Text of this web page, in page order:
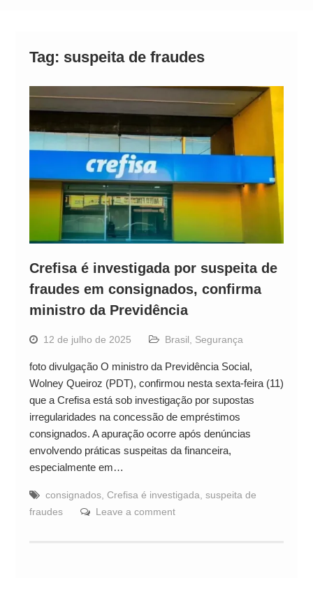
Tag: suspeita de fraudes
Crefisa é investigada por suspeita de
fraudes em consignados, confirma
ministro da Previdência
12 de julho de 2025 Brasil Segurança
foto divulgação O ministro da Previdência Social,
Wolney Queiroz (PDT), confirmou nesta sexta-feira (11)
que a Crefisa está sob investigação por supostas
irregularidades na concessão de empréstimos
consignados. A apuração ocorre após denúncias
envolvendo práticas suspeitas da financeira,
especialmente em…
consignados, Crefisa é investigada suspeita de
fraudes
Leave a comment